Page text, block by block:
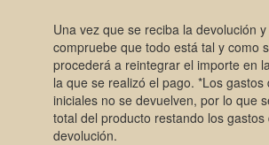
Una vez que se reciba la devolución
compruebe que todo está tal y como
procederá a reintegrar el importe en
la que se realizó el pago. *Los gastos
iniciales no se devuelven, por lo que
total del producto restando los gastos
devolución.